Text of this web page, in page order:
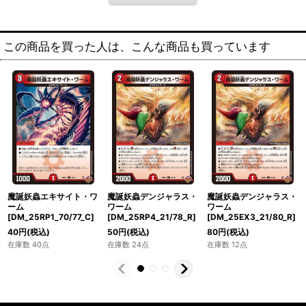
この商品を買った人は、こんな商品も買っています
魔誕妖蟲エキサイト・ワ
ーム
[DM_25RP1_70/77_C]
40円(税込)
在庫数 40点
魔誕妖蟲デンジャラス・
ワーム
[DM_25RP4_21/78_R]
50円(税込)
在庫数 24点
魔誕妖蟲デンジャラス・
ワーム
[DM_25EX3_21/80_R]
80円(税込)
在庫数 12点